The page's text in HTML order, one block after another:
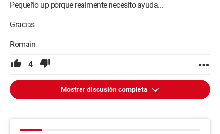
Pequeño up porque realmente necesito ayuda...
Gracias
Romain
4
Mostrar discusión completa